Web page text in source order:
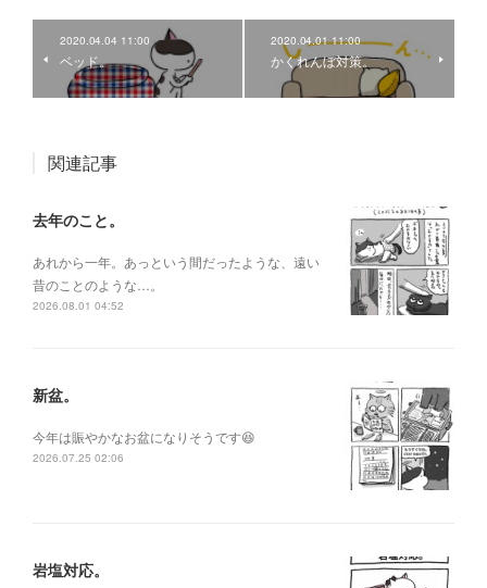
2020.04.04 11:00
ベッド。
2020.04.01 11:00
かくれんぼ対策。
関連記事
去年のこと。
あれから一年。あっという間だったような、遠い
昔のことのような…。
2026.08.01 04:52
新盆。
今年は賑やかなお盆になりそうです😆
2026.07.25 02:06
岩塩対応。